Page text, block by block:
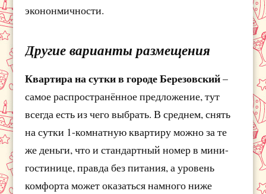
экононмичности.
Другие варианты размещения
Квартира на сутки в городе Березовский–
самое распространённое предложение, тут
всегда есть из чего выбрать. В среднем, снять
на сутки 1-комнатную квартиру можно за те
же деньги, что и стандартный номер в мини-
гостинице, правда без питания, а уровень
комфорта может оказаться намного ниже